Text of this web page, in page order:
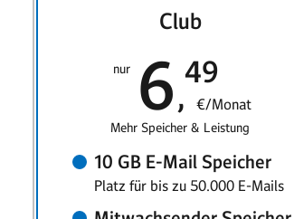
Club
nur 6 49
€/Monat
Mehr Speicher & Leistung
10 GB E-Mail Speicher
Platz für bis zu 50.000 E-Mails